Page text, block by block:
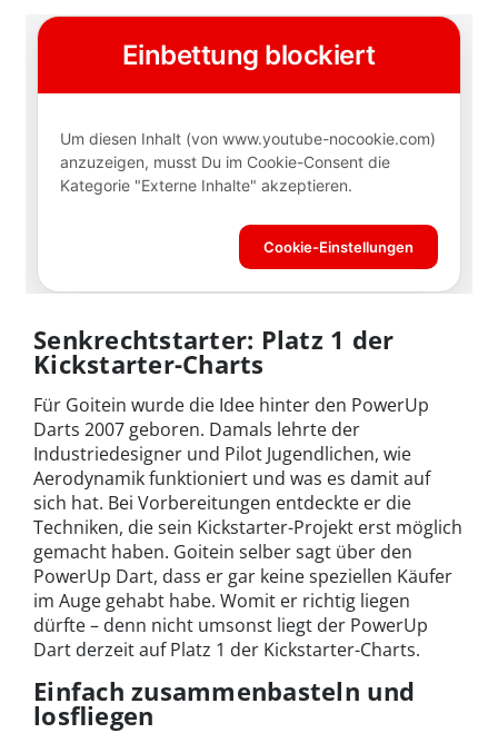
Senkrechtstarter: Platz 1 der
Kickstarter-Charts
Für Goitein wurde die Idee hinter den PowerUp
Darts 2007 geboren. Damals lehrte der
Industriedesigner und Pilot Jugendlichen, wie
Aerodynamik funktioniert und was es damit auf
sich hat. Bei Vorbereitungen entdeckte er die
Techniken, die sein Kickstarter-Projekt erst möglich
gemacht haben. Goitein selber sagt über den
PowerUp Dart, dass er gar keine speziellen Käufer
im Auge gehabt habe. Womit er richtig liegen
dürfte – denn nicht umsonst liegt der PowerUp
Dart derzeit auf Platz 1 der Kickstarter-Charts.
Einfach zusammenbasteln und
losfliegen